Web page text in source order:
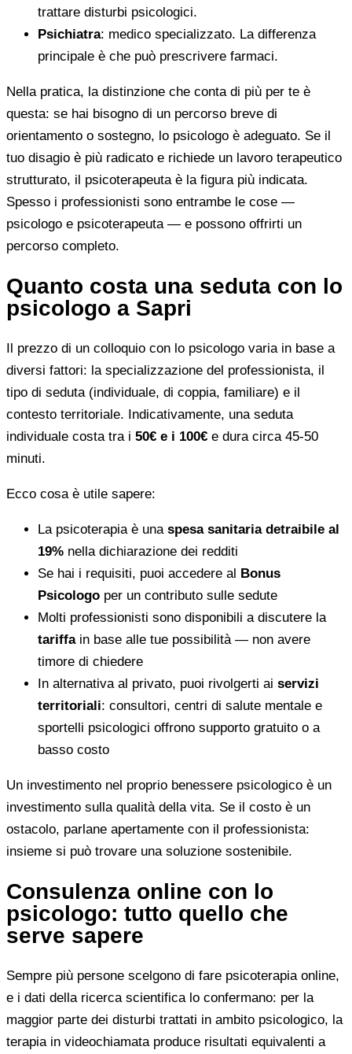
trattare disturbi psicologici.
Psichiatra: medico specializzato. La differenza
principale è che può prescrivere farmaci.
Nella pratica, la distinzione che conta di più per te è
questa: se hai bisogno di un percorso breve di
orientamento o sostegno, lo psicologo è adeguato. Se il
tuo disagio è più radicato e richiede un lavoro terapeutico
strutturato, il psicoterapeuta è la figura più indicata.
Spesso i professionisti sono entrambe le cose —
psicologo e psicoterapeuta — e possono offrirti un
percorso completo.
Quanto costa una seduta con lo
psicologo a Sapri
Il prezzo di un colloquio con lo psicologo varia in base a
diversi fattori: la specializzazione del professionista, il
tipo di seduta (individuale, di coppia, familiare) e il
contesto territoriale. Indicativamente, una seduta
individuale costa tra i 50€ e i 100€ e dura circa 45-50
minuti.
Ecco cosa è utile sapere:
La psicoterapia è una spesa sanitaria detraibile al
19% nella dichiarazione dei redditi
Se hai i requisiti, puoi accedere al Bonus
Psicologo per un contributo sulle sedute
Molti professionisti sono disponibili a discutere la
tariffain base alle tue possibilità — non avere
timore di chiedere
In alternativa al privato, puoi rivolgerti ai servizi
territoriali: consultori, centri di salute mentale e
sportelli psicologici offrono supporto gratuito o a
basso costo
Un investimento nel proprio benessere psicologico è un
investimento sulla qualità della vita. Se il costo è un
ostacolo, parlane apertamente con il professionista:
insieme si può trovare una soluzione sostenibile.
Consulenza online con lo
psicologo: tutto quello che
serve sapere
Sempre più persone scelgono di fare psicoterapia online,
e i dati della ricerca scientifica lo confermano: per la
maggior parte dei disturbi trattati in ambito psicologico, la
terapia in videochiamata produce risultati equivalenti a